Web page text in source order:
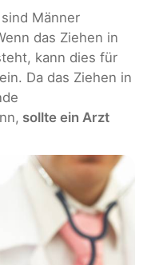
Männer
das Ziehen in
kann dies für
Da das Ziehen in
sollte ein Arzt